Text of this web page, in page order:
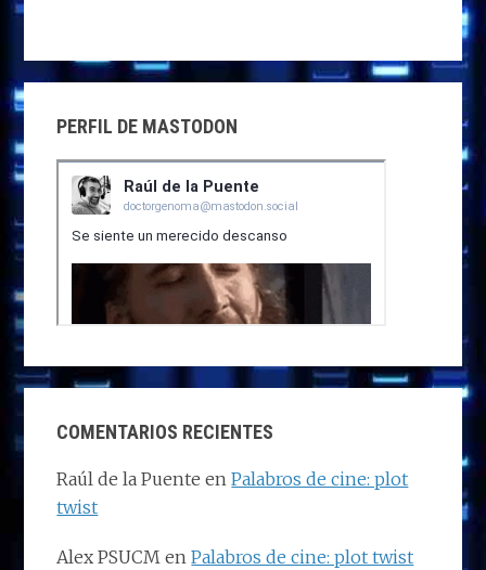
PERFIL DE MASTODON
COMENTARIOS RECIENTES
Raúl de la Puente enPalabros de cine: plot
twist
Alex PSUCM enPalabros de cine: plot twist